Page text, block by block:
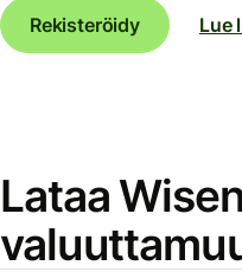
Rekisteröidy
Lue
Lataa